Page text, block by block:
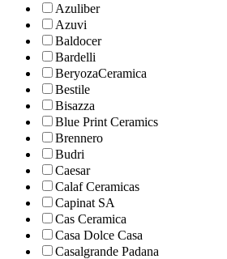
Azuliber
Azuvi
Baldocer
Bardelli
BeryozaCeramica
Bestile
Bisazza
Blue Print Ceramics
Brennero
Budri
Caesar
Calaf Ceramicas
Capinat SA
Cas Ceramica
Casa Dolce Casa
Casalgrande Padana